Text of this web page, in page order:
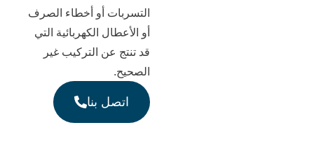
التسربات أو أخطاء الصرف
أو الأعطال الكهربائية التي
قد تنتج عن التركيب غير
اتصل بنا